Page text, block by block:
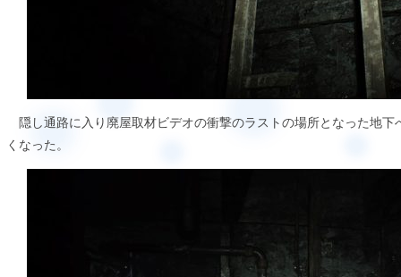
隠し通路に入り廃屋取材ビデオの衝撃のラストの場所となった地下
くなった。